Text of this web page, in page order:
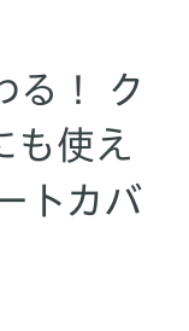
る！ ク
も使え
トカバ